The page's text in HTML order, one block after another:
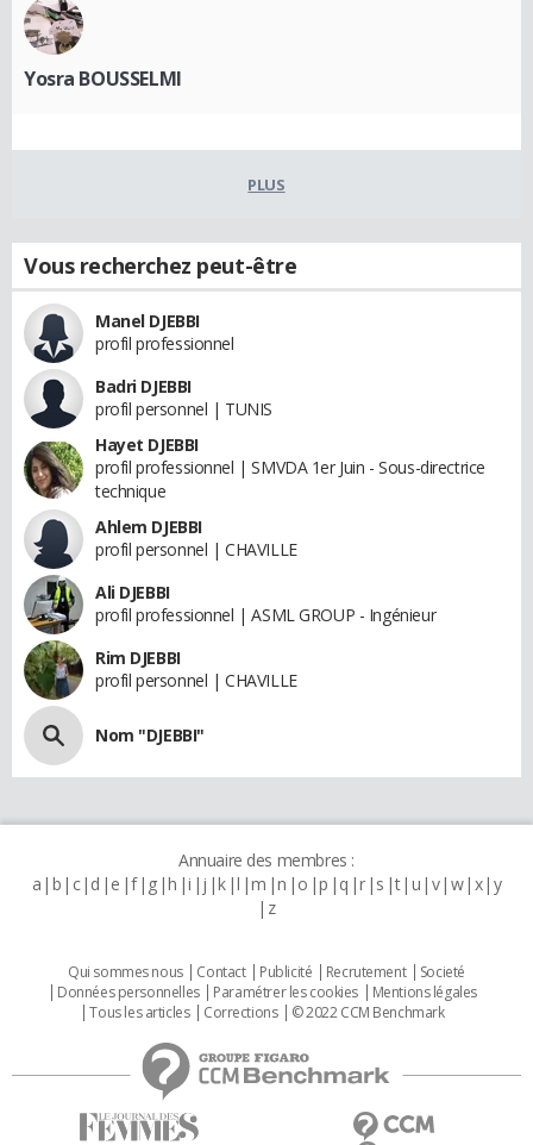
Yosra BOUSSELMI
PLUS
Vous recherchez peut-être
Manel DJEBBI
profil professionnel
Badri DJEBBI
profil personnel | TUNIS
Hayet DJEBBI
profil professionnel | SMVDA 1er Juin - Sous-directrice
technique
Ahlem DJEBBI
profil personnel | CHAVILLE
Ali DJEBBI
profil professionnel | ASML GROUP - Ingénieur
Rim DJEBBI
profil personnel | CHAVILLE
Nom "DJEBBI"
Annuaire des membres :
a b c d e f g h i j k l m n o p q r s t u v w x y
z
Qui sommes nous Contact Publicité Recrutement
Societé
Données personnelles
Paramétrer les cookies
Mentions légales
Tous les articles
Corrections © 2022 CCM Benchmark